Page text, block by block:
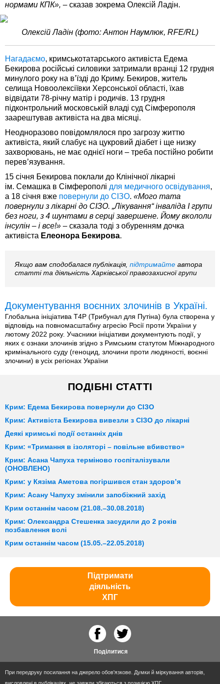
нормами КПК», – сказав зокрема Олексій Ладін.
Олексій Ладін (фото: Антон Наумлюк, RFE/RL)
Нагадаємо, кримськотатарського активіста Едема
Бекирова російські силовики затримали вранці 12 грудня
минулого року на в’їзді до Криму. Бекиров, житель
селища Новоолексіївки Херсонської області, їхав
відвідати 78-річну матір і родичів. 13 грудня
підконтрольний московській владі суд Сімферополя
заарештував активіста на два місяці.
Неодноразово повідомлялося про загрозу життю
активіста, який слабує на цукровий діабет і ще низку
захворювань, не має однієї ноги – треба постійно робити
перев’язування.
15 січня Бекирова поклали до Клінічної лікарні
ім. Семашка в Сімферополі для медичного освідування,
а 18 січня вже повернули до СІЗО. «Мого тата
повернули з лікарні до СІЗО. „Лікування“ інваліда I групи
без ноги, з 4 шунтами в серці завершене. Йому вкололи
інсулін – і все!» – сказала тоді з обуренням дочка
активіста Елеонора Бекирова.
Якщо вам сподобалася публікація, підтримайте автора
статті та діяльність Харківської правозахисної групи
Документування воєнних злочинів в Україні.
Глобальна ініціатива T4P (Трибунал для Путіна) була створена у
відповідь на повномасштабну агресію Росії проти України у
лютому 2022 року. Учасники ініціативи документують події, у
яких є ознаки злочинів згідно з Римським статутом Міжнародного
кримінального суду (геноцид, злочини проти людяності, воєнні
злочини) в усіх регіонах України
ПОДІБНІ СТАТТІ
Крим: Едема Бекирова повернули до СІЗО
Крим: Активіста Бекирова вивезли з СІЗО до лікарні
Деякі кримські події останніх днів
Крим: «Тримання в ізоляторі – повільне вбивство»
Крим: Асана Чапуха терміново госпіталізували
(ОНОВЛЕНО)
Крим: у Кязіма Аметова погіршився стан здоров’я
Крим: Асану Чапуху змінили запобіжний захід
Крим останнім часом (21.08.–30.08.2018)
Крим: Олександра Стешенка засудили до 2 років
позбавлення волі
Крим останнім часом (15.05.–22.05.2018)
Підтримати
діяльність
ХПГ
Поділитися
При передруку посилання на джерело обов'язкове. Думки й міркування авторів,